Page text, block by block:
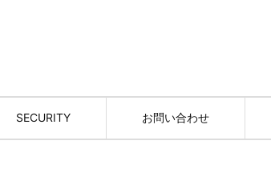
SECURITY お問い合わせ